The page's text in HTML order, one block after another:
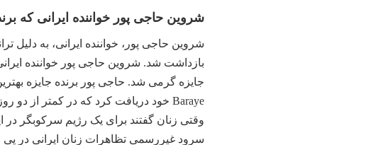
شروین حاجی پور خواننده ایرانی که
شروین حاجی پور، خواننده ایرانی، به
بازداشت شد. شروین حاجی پور خواننده
وقتی زنان گفتند برای یک رژیم سرکوبگر
سرود غیررسمی تظاهرات زنان ایرانی در پی مرگ مهسا امینی 22 ساله بر سر حاکمیت حجاب